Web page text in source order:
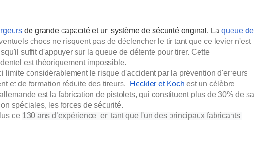
de grande capacité et un système de sécurité original. La queue de
chocs ne risquent pas de déclencher le tir tant que ce levier n'est
suffit d'appuyer sur la queue de détente pour tirer. Cette
est théoriquement impossible.
limite considérablement le risque d'accident par la prévention d'erreurs
et de formation réduite des tireurs.
Heckler et Koch est un célèbre
est la fabrication de pistolets, qui constituent plus de 30% de sa
spéciales, les forces de sécurité.
de 130 ans d’expérience  en tant que l'un des principaux fabricants